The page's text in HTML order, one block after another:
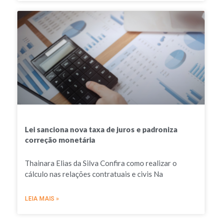
Lei sanciona nova taxa de juros e padroniza
correção monetária
Thainara Elias da Silva Confira como realizar o
cálculo nas relações contratuais e civis Na
LEIA MAIS »